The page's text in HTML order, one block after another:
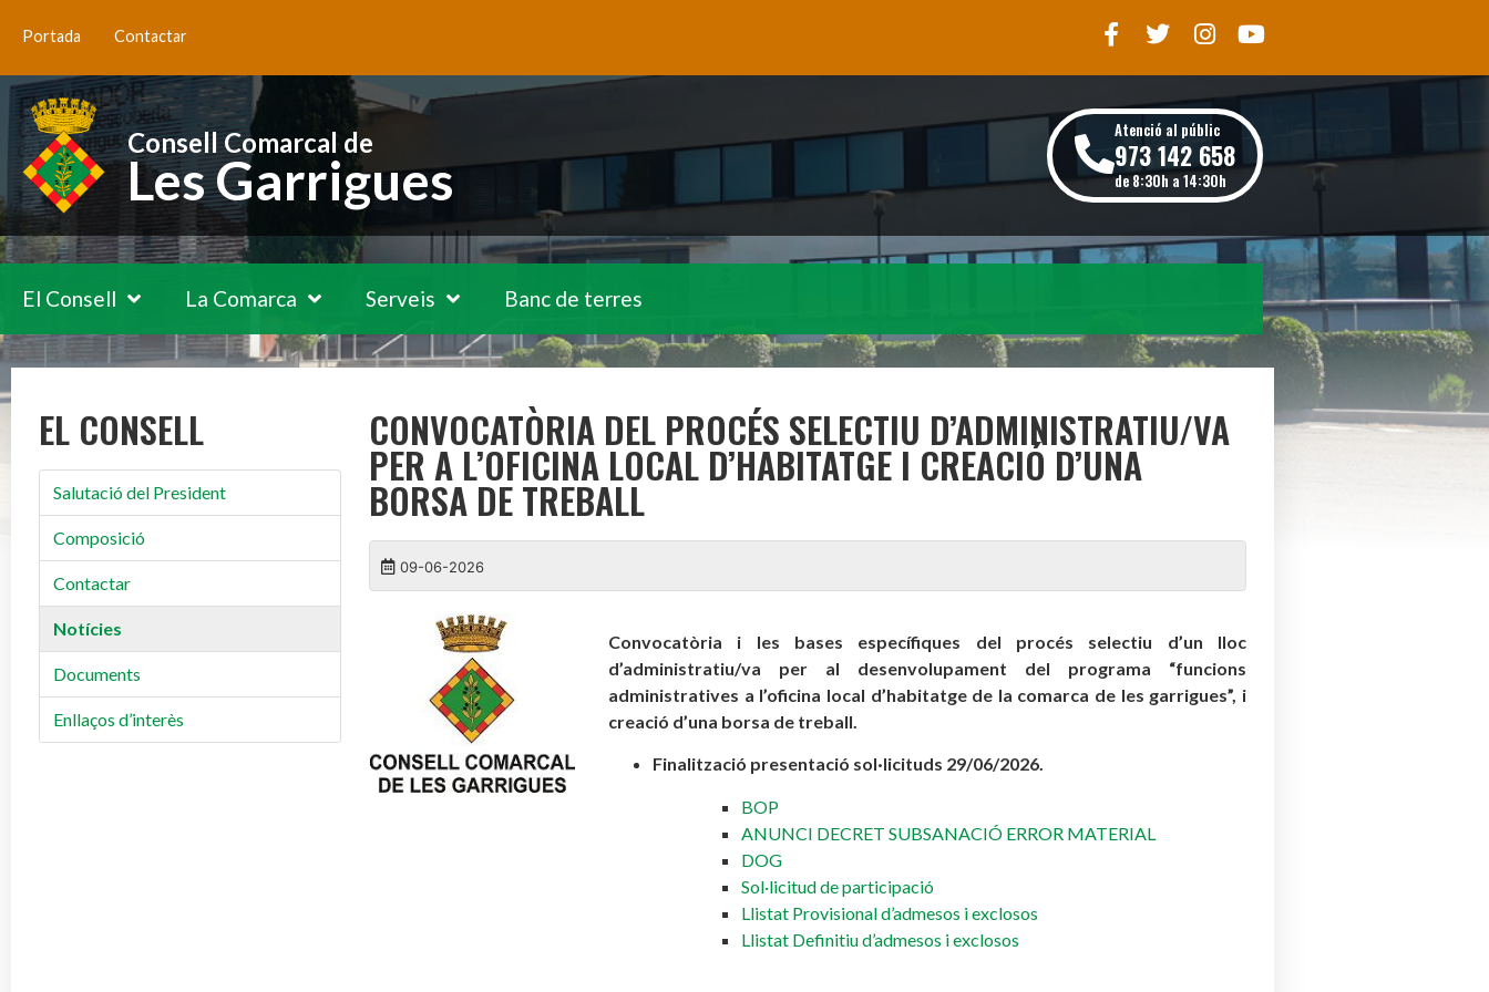
Portada Contactar
Consell Comarcal de
Les Garrigues
Atenció al públic
973 142 658
de 8:30h a 14:30h
El Consell La Comarca Serveis Banc de terres
EL CONSELL
Salutació del President
Composició
Contactar
Notícies
Documents
Enllaços d’interès
CONVOCATÒRIA DEL PROCÉS SELECTIU D’ADMINISTRATIU/VA
PER A L’OFICINA LOCAL D’HABITATGE I CREACIÓ D’UNA
BORSA DE TREBALL
09-06-2026
Convocatòria i les
bases específiques del procés selectiu d’un lloc
d’administratiu/va per al desenvolupament del programa “funcions
administratives a l’oficina local d’habitatge de la comarca de les garrigues”, i
creació d’una borsa de treball.
Finalització presentació sol·licituds 29/06/2026.
BOP
ANUNCI DECRET SUBSANACIÓ ERROR MATERIAL
DOG
Sol·licitud de participació
Llistat Provisional d’admesos i exclosos
Llistat Definitiu d’admesos i exclosos